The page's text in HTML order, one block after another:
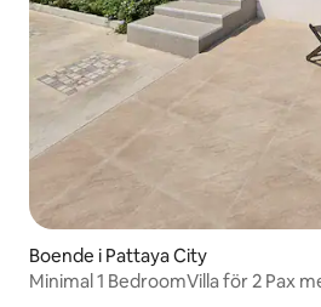
Boende i Pattaya City
Minimal 1 BedroomVilla för 2 Pax